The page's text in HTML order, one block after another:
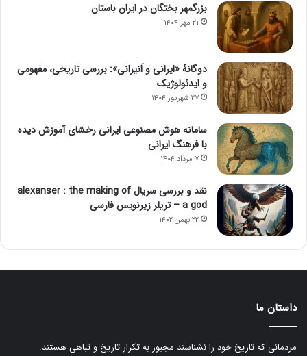
بزرگمهر بختگان در ایران باستان
۲۱ مهر ۱۴۰۴
دوگانهٔ «ایرانی و اَنیرانی»: بررسی تاریخی، مفهومی
و ایدئولوژیک
۲۷ شهریور ۱۴۰۴
سامانه هوش مصنوعی ایرانی رخشای آموزش دیده
با فرهنگ ایرانی
۷ مرداد ۱۴۰۴
نقد و بررسی سریال alexanser : the making of
a god – تریلر زیرنویس فارسی
۲۲ بهمن ۱۴۰۲
داستان ما
مردمانی که تاریخ خود را نشناسند مجبور به تکرار تاریخ و تباهی هستند.